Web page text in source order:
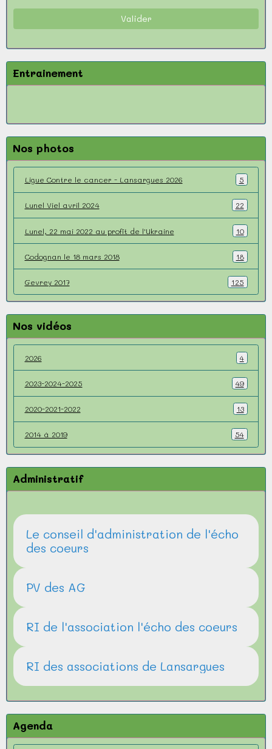
Valider
Entrainement
Nos photos
Ligue Contre le cancer - Lansargues 2026 5
Lunel Viel avril 2024 22
Lunel, 22 mai 2022 au profit de l'Ukraine 10
Codognan le 18 mars 2018 18
Gevrey 2017 125
Nos vidéos
2026 4
2023-2024-2025 49
2020-2021-2022 13
2014 à 2019 54
Administratif
Le conseil d'administration de l'écho
des coeurs
PV des AG
RI de l'association l'écho des coeurs
RI des associations de Lansargues
Agenda